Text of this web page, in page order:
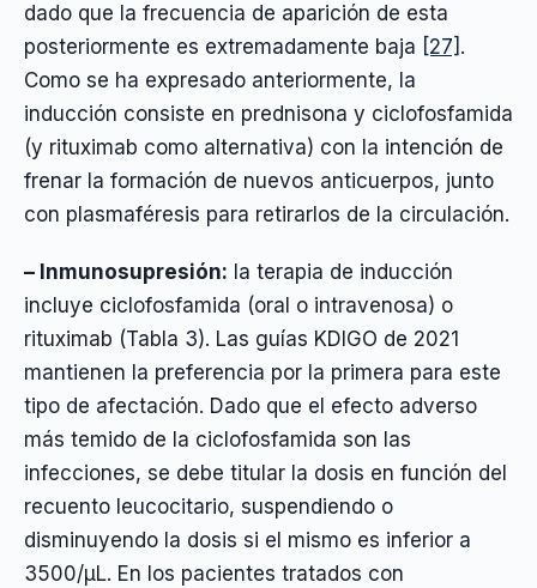
dado que la frecuencia de aparición de esta
posteriormente es extremadamente baja [27] .
Como se ha expresado anteriormente, la
inducción consiste en prednisona y ciclofosfamida
(y rituximab como alternativa) con la intención de
frenar la formación de nuevos anticuerpos, junto
con plasmaféresis para retirarlos de la circulación.
– Inmunosupresión: la terapia de inducción
incluye ciclofosfamida (oral o intravenosa) o
rituximab (Tabla 3). Las guías KDIGO de 2021
mantienen la preferencia por la primera para este
tipo de afectación. Dado que el efecto adverso
más temido de la ciclofosfamida son las
infecciones, se debe titular la dosis en función del
recuento leucocitario, suspendiendo o
disminuyendo la dosis si el mismo es inferior a
3500/µL. En los pacientes tratados con